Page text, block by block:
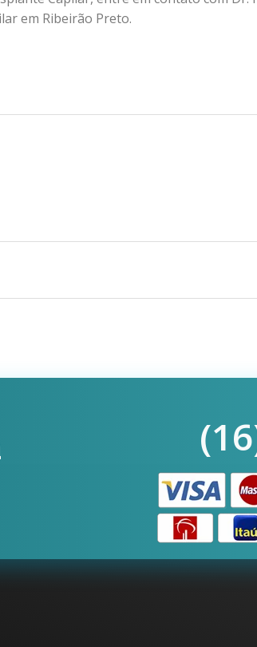
em Ribeirão Preto.